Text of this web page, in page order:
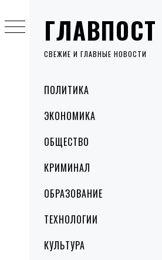
ГЛАВПОСТ
СВЕЖИЕ И ГЛАВНЫЕ НОВОСТИ
MenuПОЛИТИКА
ЭКОНОМИКА
ОБЩЕСТВО
КРИМИНАЛ
ОБРАЗОВАНИЕ
ТЕХНОЛОГИИ
КУЛЬТУРА
to
content